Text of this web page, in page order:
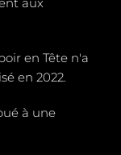
en Tête n'a
en 2022.
à une